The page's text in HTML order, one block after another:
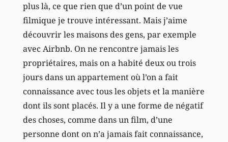
plus là, ce que rien que d’un point de vue
filmique je trouve intéressant. Mais j’aime
découvrir les maisons des gens, par exemple
avec Airbnb. On ne rencontre jamais les
propriétaires, mais on a habité deux ou trois
jours dans un appartement où l’on a fait
connaissance avec tous les objets et la manière
dont ils sont placés. Il y a une forme de négatif
des choses, comme dans un film, d’une
personne dont on n’a jamais fait connaissance,